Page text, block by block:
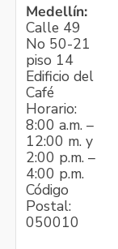
Medellín:
Calle 49
No 50-21
piso 14
Edificio del
Café
Horario:
8:00 a.m. –
12:00 m. y
2:00 p.m. –
4:00 p.m.
Código
Postal:
050010